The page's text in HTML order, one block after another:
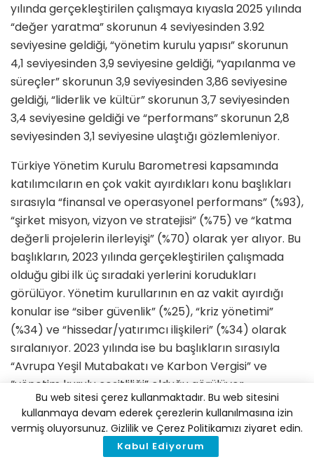
yılında gerçekleştirilen çalışmaya kıyasla 2025 yılında
“değer yaratma” skorunun 4 seviyesinden 3.92
seviyesine geldiği, “yönetim kurulu yapısı” skorunun
4,1 seviyesinden 3,9 seviyesine geldiği, “yapılanma ve
süreçler” skorunun 3,9 seviyesinden 3,86 seviyesine
geldiği, “liderlik ve kültür” skorunun 3,7 seviyesinden
3,4 seviyesine geldiği ve “performans” skorunun 2,8
seviyesinden 3,1 seviyesine ulaştığı gözlemleniyor.​
Türkiye Yönetim Kurulu Barometresi kapsamında
katılımcıların en çok vakit ayırdıkları konu başlıkları
sırasıyla “finansal ve operasyonel performans” (%93),
“şirket misyon, vizyon ve stratejisi” (%75) ve “katma
değerli projelerin ilerleyişi” (%70) olarak yer alıyor. Bu
başlıkların, 2023 yılında gerçekleştirilen çalışmada
olduğu gibi ilk üç sıradaki yerlerini korudukları
görülüyor. Yönetim kurullarının en az vakit ayırdığı
konular ise “siber güvenlik” (%25), “kriz yönetimi”
(%34) ve “hissedar/yatırımcı ilişkileri” (%34) olarak
sıralanıyor. 2023 yılında ise bu başlıkların sırasıyla
“Avrupa Yeşil Mutabakatı ve Karbon Vergisi” ve
“yönetim kurulu çeşitliliği” olduğu görülüyor.
Ekonomik ve Jeopolitik Belirsizlikler
Odakta
Bu web sitesi çerez kullanmaktadır. Bu web sitesini
kullanmaya devam ederek çerezlerin kullanılmasına izin
vermiş oluyorsunuz. Gizlilik ve Çerez Politikamızı ziyaret edin.
Kabul Ediyorum